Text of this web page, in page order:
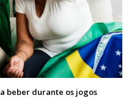
beber durante os jogos